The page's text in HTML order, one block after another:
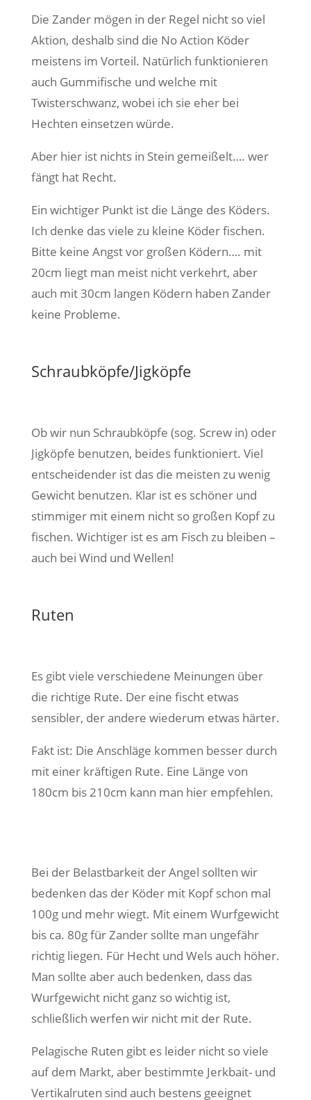
Die Zander mögen in der Regel nicht so viel
Aktion, deshalb sind die No Action Köder
meistens im Vorteil. Natürlich funktionieren
auch Gummifische und welche mit
Twisterschwanz, wobei ich sie eher bei
Hechten einsetzen würde.
Aber hier ist nichts in Stein gemeißelt…. wer
fängt hat Recht.
Ein wichtiger Punkt ist die Länge des Köders.
Ich denke das viele zu kleine Köder fischen.
Bitte keine Angst vor großen Ködern…. mit
20cm liegt man meist nicht verkehrt, aber
auch mit 30cm langen Ködern haben Zander
keine Probleme.
Schraubköpfe/Jigköpfe
Ob wir nun Schraubköpfe (sog. Screw in) oder
Jigköpfe benutzen, beides funktioniert. Viel
entscheidender ist das die meisten zu wenig
Gewicht benutzen. Klar ist es schöner und
stimmiger mit einem nicht so großen Kopf zu
fischen. Wichtiger ist es am Fisch zu bleiben –
auch bei Wind und Wellen!
Ruten
Es gibt viele verschiedene Meinungen über
die richtige Rute. Der eine fischt etwas
sensibler, der andere wiederum etwas härter.
Fakt ist: Die Anschläge kommen besser durch
mit einer kräftigen Rute. Eine Länge von
180cm bis 210cm kann man hier empfehlen.
Bei der Belastbarkeit der Angel sollten wir
bedenken das der Köder mit Kopf schon mal
100g und mehr wiegt. Mit einem Wurfgewicht
bis ca. 80g für Zander sollte man ungefähr
richtig liegen. Für Hecht und Wels auch höher.
Man sollte aber auch bedenken, dass das
Wurfgewicht nicht ganz so wichtig ist,
schließlich werfen wir nicht mit der Rute.
Pelagische Ruten gibt es leider nicht so viele
auf dem Markt, aber bestimmte Jerkbait- und
Vertikalruten sind auch bestens geeignet